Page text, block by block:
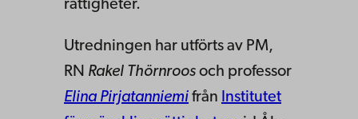
rättigheter.
Utredningen har utförts av PM,
RN Rakel Thörnroos och professor
Elina Pirjatanniemi från Institutet